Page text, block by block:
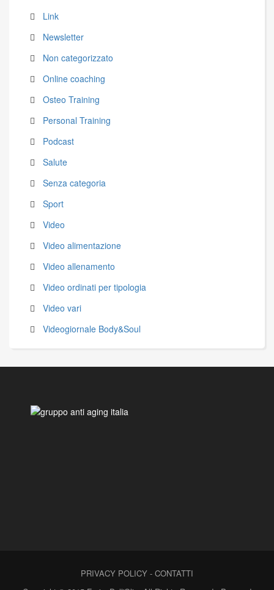
Link
Newsletter
Non categorizzato
Online coaching
Osteo Training
Personal Training
Podcast
Salute
Senza categoria
Sport
Video
Video alimentazione
Video allenamento
Video ordinati per tipologia
Video vari
Videogiornale Body&Soul
PRIVACY POLICY - CONTATTI